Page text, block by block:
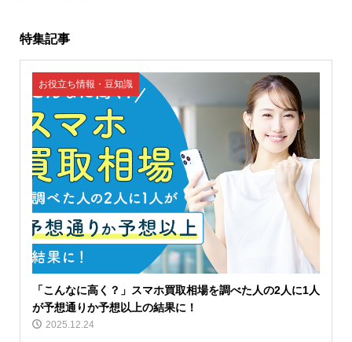
特集記事
お役立ち情報・豆知識
「こんなに高く？」スマホ買取相場を調べた人の2人に1人
が予想通りか予想以上の結果に！
2025.12.24